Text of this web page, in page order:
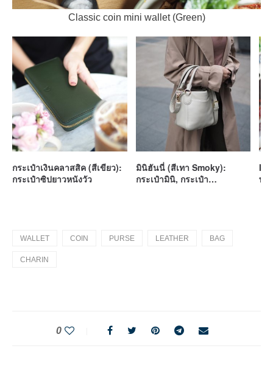
Classic coin mini wallet (Green)
กระเป๋าเงินคลาสสิค (สีเขียว):
กระเป๋าซิปยาวหนังวัว
มินิฮันนี่ (สีเทา Smoky):
กระเป๋ามินิ, กระเป๋า
พับ
WALLET COIN PURSE LEATHER BAG
CHARIN
0